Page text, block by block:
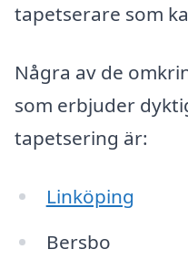
tapetserare som
Några av de
som erbjuder
tapetsering är:
Linköping
Bersbo